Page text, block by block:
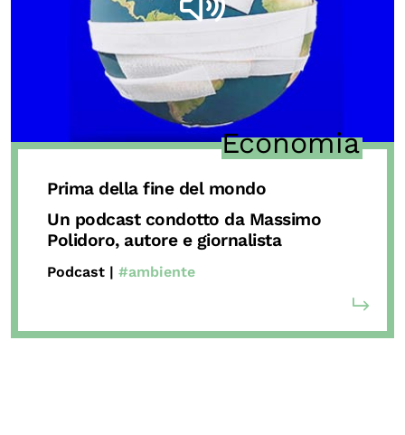
Economia
Prima della fine del mondo
Un podcast condotto da Massimo
Polidoro, autore e giornalista
Podcast | #ambiente